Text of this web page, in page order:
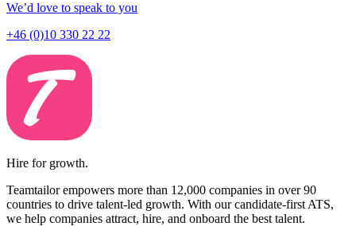
We’d love to speak to you
+46 (0)10 330 22 22
Hire for growth.
Teamtailor empowers more than 12,000 companies in over 90
countries to drive talent-led growth. With our candidate-first ATS,
we help companies attract, hire, and onboard the best talent.